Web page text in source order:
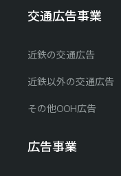
交通広告事業
近鉄の交通広告
近鉄以外の交通広告
その他OOH広告
広告事業